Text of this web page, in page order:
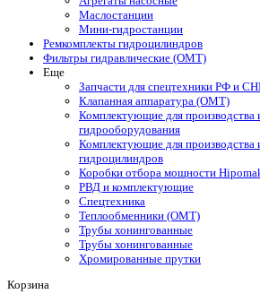
Маслостанции
Мини-гидростанции
Ремкомплекты гидроцилиндров
Фильтры гидравлические (OMT)
Еще
Запчасти для спецтехники РФ и
Клапанная аппаратура (OMT)
Комплектующие для производства
гидрооборудования
Комплектующие для производства
гидроцилиндров
Коробки отбора мощности
РВД и комплектующие
Спецтехника
Теплообменники (OMT)
Трубы хонингованные
Трубы хонингованные
Хромированные прутки
Корзина